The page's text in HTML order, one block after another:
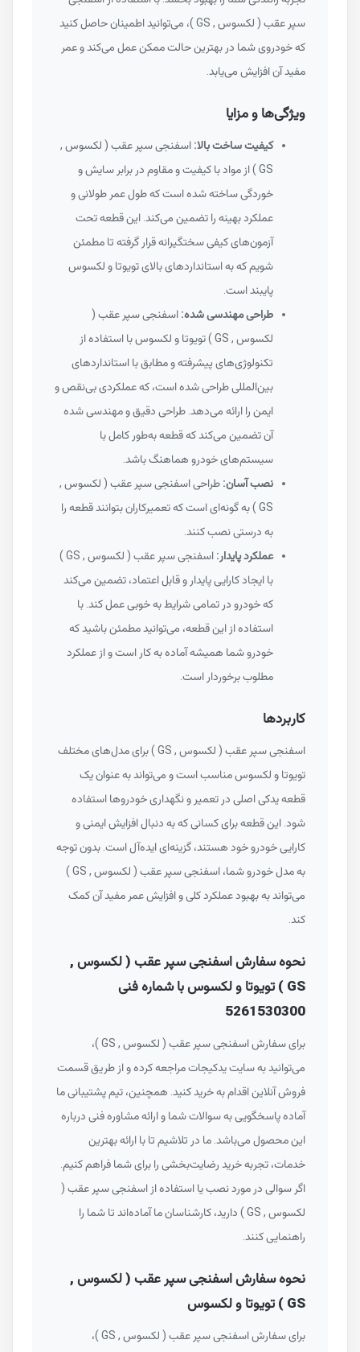
سپر عقب ( لکسوس , GS )، می‌توانید اطمینان حاصل کنید
که خودروی شما در بهترین حالت ممکن عمل می‌کند و عمر
مفید آن افزایش می‌یابد.
ویژگی‌ها و مزایا
کیفیت ساخت بالا:اسفنجی سپر عقب ( لکسوس ,
GS ) از مواد با کیفیت و مقاوم در برابر سایش و
خوردگی ساخته شده است که طول عمر طولانی و
عملکرد بهینه را تضمین می‌کند. این قطعه تحت
آزمون‌های کیفی سختگیرانه قرار گرفته تا مطمئن
شویم که به استانداردهای بالای تویوتا و لکسوس
پایبند است.
طراحی مهندسی شده:اسفنجی سپر عقب (
لکسوس , GS ) تویوتا و لکسوس با استفاده از
تکنولوژی‌های پیشرفته و مطابق با استانداردهای
بین‌المللی طراحی شده است، که عملکردی بی‌نقص و
ایمن را ارائه می‌دهد. طراحی دقیق و مهندسی شده
آن تضمین می‌کند که قطعه به‌طور کامل با
سیستم‌های خودرو هماهنگ باشد.
نصب آسان:طراحی اسفنجی سپر عقب ( لکسوس ,
GS ) به گونه‌ای است که تعمیرکاران بتوانند قطعه را
به درستی نصب کنند.
عملکرد پایدار:
اسفنجی سپر عقب ( لکسوس , GS )
با ایجاد کارایی پایدار و قابل اعتماد، تضمین می‌کند
که خودرو در تمامی شرایط به خوبی عمل کند. با
استفاده از این قطعه، می‌توانید مطمئن باشید که
خودرو شما همیشه آماده به کار است و از عملکرد
مطلوب برخوردار است.
کاربردها
اسفنجی سپر عقب ( لکسوس , GS ) برای مدل‌های مختلف
تویوتا و لکسوس مناسب است و می‌تواند به عنوان یک
قطعه یدکی اصلی در تعمیر و نگهداری خودروها استفاده
شود. این قطعه برای کسانی که به دنبال افزایش ایمنی و
کارایی خودرو خود هستند، گزینه‌ای ایده‌آل است. بدون توجه
به مدل خودرو شما، اسفنجی سپر عقب ( لکسوس , GS )
می‌تواند به بهبود عملکرد کلی و افزایش عمر مفید آن کمک
نحوه سفارش اسفنجی سپر عقب ( لکسوس ,
GS ) تویوتا و لکسوس با شماره فنی
5261530300
برای سفارش اسفنجی سپر عقب ( لکسوس , GS )،
می‌توانید به سایت یدکیجات مراجعه کرده و از طریق قسمت
فروش آنلاین اقدام به خرید کنید. همچنین، تیم پشتیبانی ما
آماده پاسخگویی به سوالات شما و ارائه مشاوره فنی درباره
این محصول می‌باشد. ما در تلاشیم تا با ارائه بهترین
خدمات، تجربه خرید رضایت‌بخشی را برای شما فراهم کنیم.
اگر سوالی در مورد نصب یا استفاده از اسفنجی سپر عقب (
لکسوس , GS ) دارید، کارشناسان ما آماده‌اند تا شما را
راهنمایی کنند.
نحوه سفارش اسفنجی سپر عقب ( لکسوس ,
GS ) تویوتا و لکسوس
برای سفارش اسفنجی سپر عقب ( لکسوس , GS )،